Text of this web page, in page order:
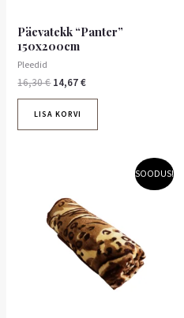
Päevatekk “Panter”
150x200cm
Pleedid
16,30€ 14,67€
LISA KORVI
SOODUS!
oli:
16,30 €.14,67 €.